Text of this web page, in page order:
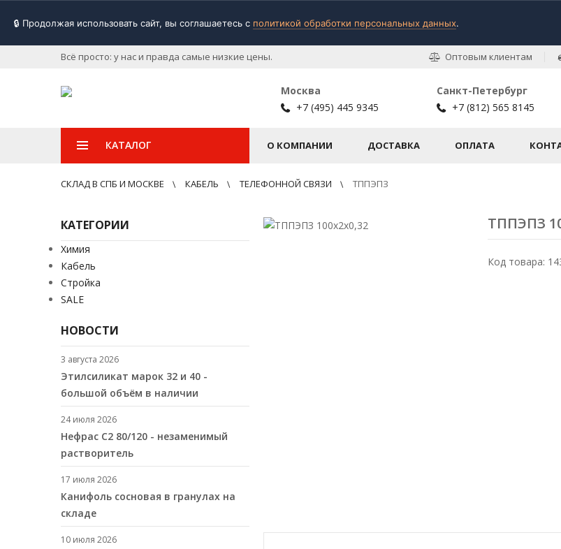
🔒 Продолжая использовать сайт, вы соглашаетесь с политикой обработки персональных данных.
Всё просто: у нас и правда самые низкие цены. Оптовым клиентам
Москва
+7 (495) 445 9345
Санкт-Петербург
+7 (812) 565 8145
КАТАЛОГ О КОМПАНИИ ДОСТАВКА ОПЛАТА
СКЛАД В СПБ И МОСКВЕ КАБЕЛЬ ТЕЛЕФОННОЙ СВЯЗИ ТППЭПЗ
ТППЭПЗ
Код товара:
КАТЕГОРИИ
Химия
Кабель
Стройка
SALE
НОВОСТИ
3 августа 2026
Этилсиликат марок 32 и 40 -
большой объём в наличии
24 июля 2026
Нефрас С2 80/120 - незаменимый
растворитель
17 июля 2026
Канифоль сосновая в гранулах на
складе
10 июля 2026